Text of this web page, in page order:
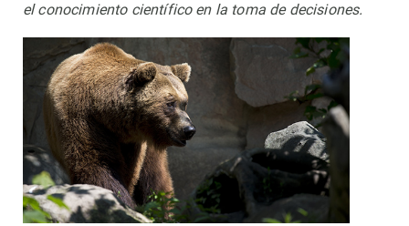
el conocimiento científico en la toma de decisiones.